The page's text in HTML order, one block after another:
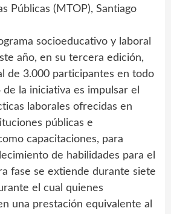
Públicas (MTOP), Santiago
socioeducativo y laboral
año, en su tercera edición,
de 3.000 participantes en todo
la iniciativa es impulsar el
laborales ofrecidas en
públicas e
capacitaciones, para
de habilidades para el
fase se extiende durante siete
el cual quienes
una prestación equivalente al